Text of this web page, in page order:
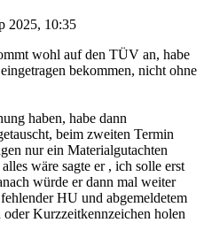
2025, 10:35
wohl auf den TÜV an, habe
bekommen, nicht ohne
haben, habe dann
beim zweiten Termin
nur ein Materialgutachten
wäre sagte er , ich solle erst
würde er dann mal weiter
HU und abgemeldetem
Kurzzeitkennzeichen holen